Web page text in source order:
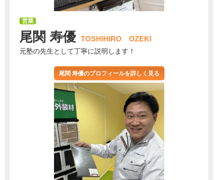
営業
尾関 寿優 TOSHIHIRO OZEKI
元塾の先生として丁寧に説明します！
尾関 寿優のプロフィールを詳しく見る